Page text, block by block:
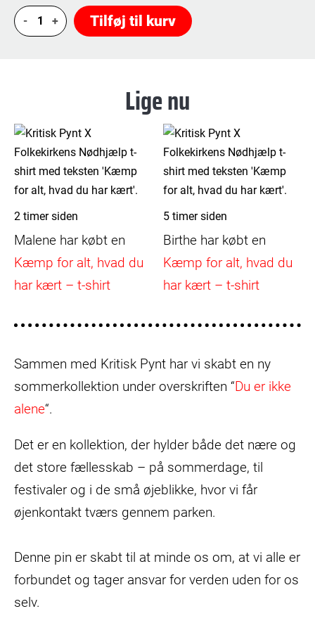
Du
er
antal
Tilføj til kurv
Lige nu
2 timer siden
Malene har købt en
Kæmp for alt, hvad du
har kært – t-shirt
5 timer siden
Birthe har købt en
Kæmp for alt, hvad du
har kært – t-shirt
Sammen med Kritisk Pynt har vi skabt en ny
sommerkollektion under overskriften “Du er ikke
alene“.
Det er en kollektion, der hylder både det nære og
det store fællesskab – på sommerdage, til
festivaler og i de små øjeblikke, hvor vi får
øjenkontakt tværs gennem parken.
Denne pin er skabt til at minde os om, at vi alle er
forbundet og tager ansvar for verden uden for os
selv.